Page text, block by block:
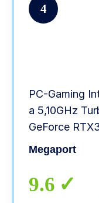
4
PC-Gaming
a 5,10GHz
GeForce
3200MHz
gaming
Megaport
9.6